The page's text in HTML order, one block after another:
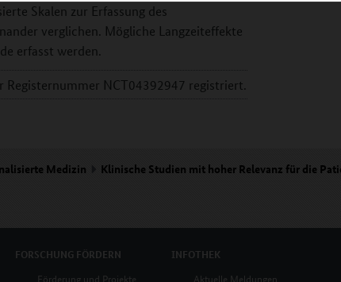
Skalen zur Erfassung des
verglichen. Mögliche Langzeiteffekte
erfasst werden.
Registernummer NCT04392947 registriert.
Medizin Klinische Studien mit hoher Relevanz für die
FORSCHUNG FÖRDERN
Förderung und Projekte
INFOTHEK
Aktuelle Meldungen